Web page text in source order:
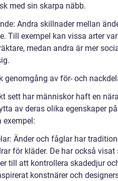
med sin skarpa näbb.
Andra skillnader mellan
Till exempel kan vissa arter
medan andra är mer
genomgång av för- och
sett har människor haft en
av deras olika egenskaper
exempel:
Änder och fåglar har
för kläder. De har också
till att kontrollera skadedjur
konstnärer och